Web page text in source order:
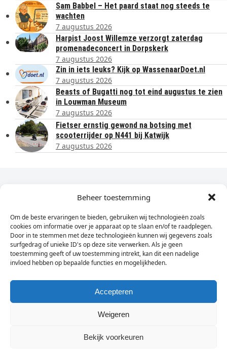
Beheer toestemming
Om de beste ervaringen te bieden, gebruiken wij technologieën zoals
cookies om informatie over je apparaat op te slaan en/of te raadplegen.
Door in te stemmen met deze technologieën kunnen wij gegevens zoals
surfgedrag of unieke ID's op deze site verwerken. Als je geen
toestemming geeft of uw toestemming intrekt, kan dit een nadelige
invloed hebben op bepaalde functies en mogelijkheden.
Accepteren
Weigeren
Bekijk voorkeuren
Sam Babbel – Het paard staat nog steeds te
wachten
7 augustus 2026
Harpist Joost Willemze verzorgt zaterdag
promenadeconcert in Dorpskerk
7 augustus 2026
Zin in iets leuks? Kijk op WassenaarDoet.nl
7 augustus 2026
Beasts of Bugatti nog tot eind augustus te zien
in Louwman Museum
7 augustus 2026
Fietser ernstig gewond na botsing met
scooterrijder op N441 bij Katwijk
7 augustus 2026
Dagelijks het laatste nieuws in je e-mail?
Vul
hier
je
e-
mailadres
in
Sign Up